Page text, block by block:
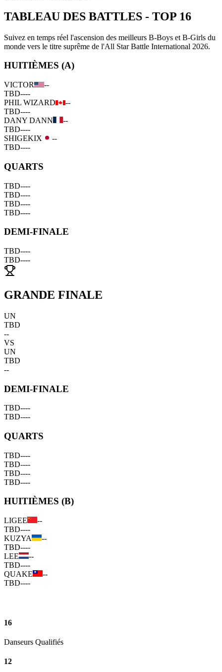
TABLEAU DES BATTLES - TOP 16
Suivez en temps réel l'ascension des meilleurs B-Boys et B-Girls du
monde vers le titre suprême de l'All Star Battle International 2026.
HUITIÈMES (A)
VICTOR
--
TBD----
PHIL WIZARD
--
TBD----
DANY DANN
--
TBD----
SHIGEKIX
--
TBD----
QUARTS
TBD----
TBD----
TBD----
TBD----
DEMI-FINALE
TBD----
TBD----
GRANDE FINALE
UN
TBD
--
VS
UN
TBD
--
DEMI-FINALE
TBD----
TBD----
QUARTS
TBD----
TBD----
TBD----
TBD----
HUITIÈMES (B)
LIGEE
--
TBD----
KUZYA
--
TBD----
LEE
--
TBD----
QUAKE
--
TBD----
16
Danseurs Qualifiés
12